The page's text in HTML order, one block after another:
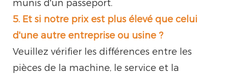
munis d'un passeport.
5. Et si notre prix est plus élevé que celui
d'une autre entreprise ou usine ?
Veuillez vérifier les différences entre les
pièces de la machine, le service et la